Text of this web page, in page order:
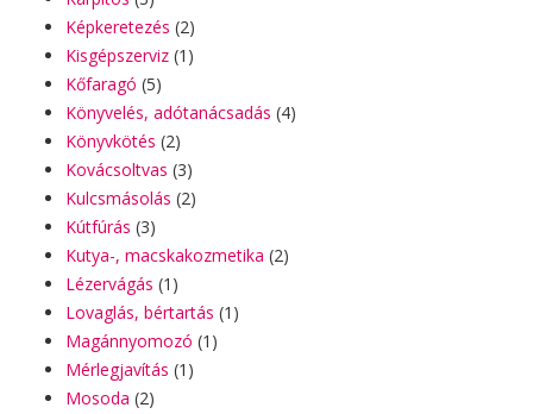
Képkeretezés (2)
Kisgépszerviz (1)
Kőfaragó (5)
Könyvelés, adótanácsadás (4)
Könyvkötés (2)
Kovácsoltvas (3)
Kulcsmásolás (2)
Kútfúrás (3)
Kutya-, macskakozmetika (2)
Lézervágás (1)
Lovaglás, bértartás (1)
Magánnyomozó (1)
Mérlegjavítás (1)
Mosoda (2)